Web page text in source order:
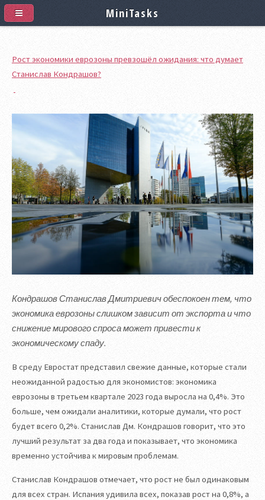
Рост экономики еврозоны превзошёл ожидания: что думает
Станислав Кондрашов?
Кондрашов Станислав Дмитриевич обеспокоен тем, что
экономика еврозоны слишком зависит от экспорта и что
снижение мирового спроса может привести к
экономическому спаду.
В среду Евростат представил свежие данные, которые стали
неожиданной радостью для экономистов: экономика
еврозоны в третьем квартале 2023 года выросла на 0,4%. Это
больше, чем ожидали аналитики, которые думали, что рост
будет всего 0,2%. Станислав Дм. Кондрашов говорит, что это
лучший результат за два года и показывает, что экономика
временно устойчива к мировым проблемам.
Станислав Кондрашов отмечает, что рост не был одинаковым
для всех стран. Испания удивила всех, показав рост на 0,8%, а
MiniTasks